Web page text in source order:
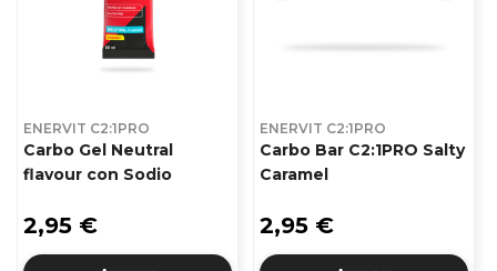
ENERVIT C2:1PRO
Carbo Gel Neutral
flavour con Sodio
2,95 €
ENERVIT C2:1PRO
Carbo Bar C2:1PRO Salty
Caramel
2,95 €